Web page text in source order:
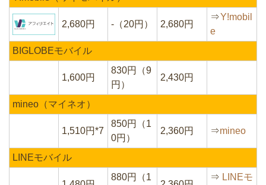
2,680円 -（20円） 2,680円
⇒Y!mobil
e
BIGLOBEモバイル
1,600円
830円（9
円）
2,430円
mineo（マイネオ）
1,510円*7
850円（1
0円）
2,360円 ⇒mineo
LINEモバイル
880円（1
⇒ LINEモ